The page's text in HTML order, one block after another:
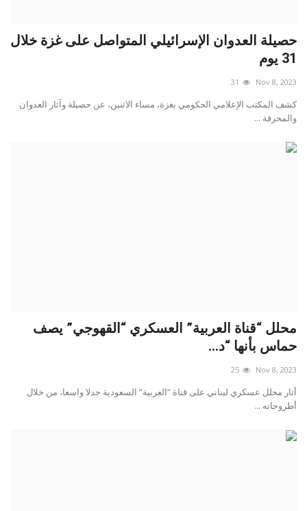
حصيلة العدوان الإسرائيلي المتواصل على غزة خلال
31 يوم
Nov 8, 2023
31
كشف المكتب الإعلامي الحكومي بغزة، مساء الاثنين، عن حصيلة وآثار العدوان
والمحرقة ...
محلل “قناة العربية” العسكري “القهوجي” يصف
حماس بأنها “د...
Nov 8, 2023
25
أثار محلل عسكري لبناني على قناة “العربية” السعودية جدلا واسعا، من خلال
أطروحاته ...